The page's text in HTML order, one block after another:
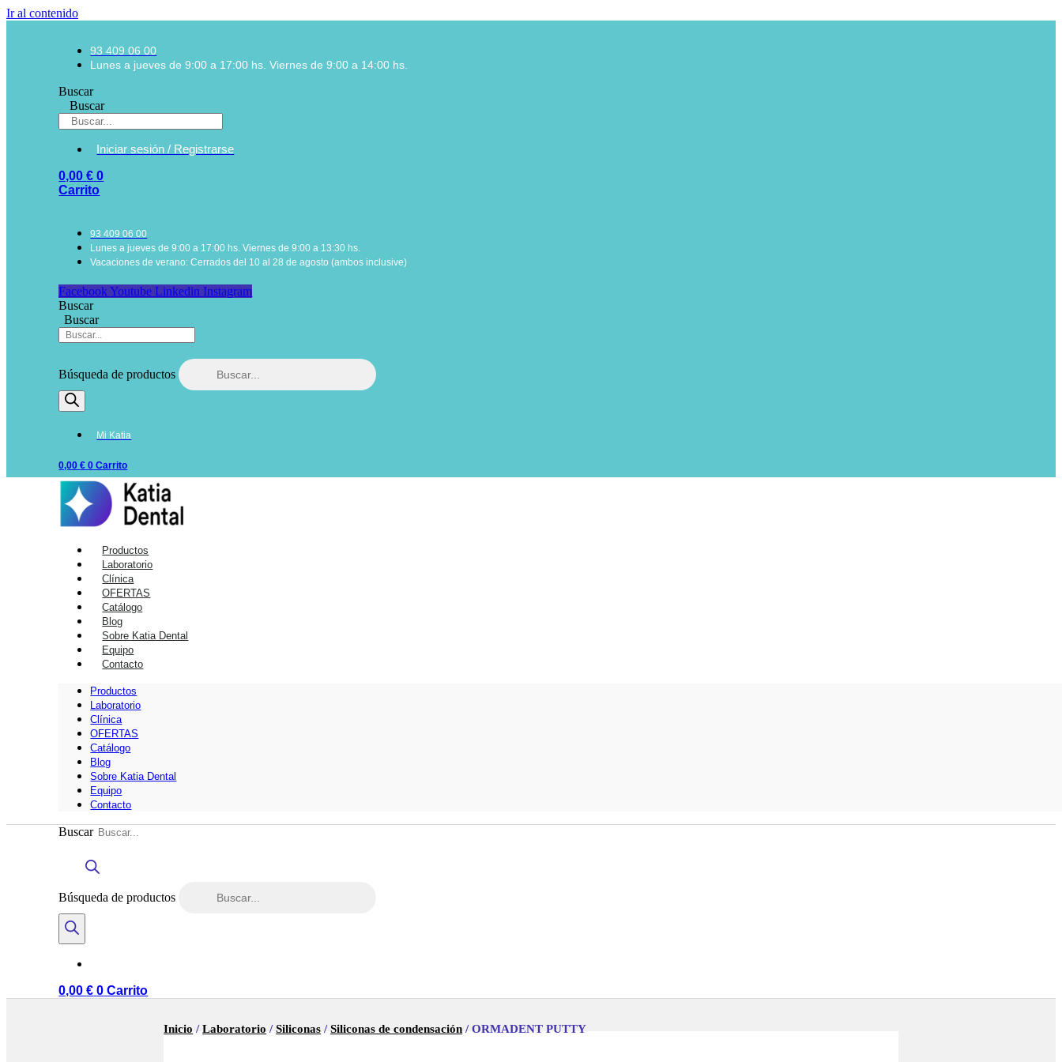
Ir al contenido
93 409 06 00
Lunes a jueves de 9:00 a 17:00 hs. Viernes de 9:00 a 14:00 hs.
Buscar
Buscar
Iniciar sesión / Registrarse
0,00€ 0
Carrito
93 409 06 00
Lunes a jueves de 9:00 a 17:00 hs. Viernes de 9:00 a 13:30 hs.
Vacaciones de verano: Cerrados del 10 al 28 de agosto (ambos inclusive)
Facebook Youtube Linkedin Instagram
Buscar
Buscar
Búsqueda de productos
Mi Katia
0,00€ 0 Carrito
Productos
Laboratorio
Clínica
OFERTAS
Catálogo
Blog
Sobre Katia Dental
Equipo
Contacto
Productos
Laboratorio
Clínica
OFERTAS
Catálogo
Blog
Sobre Katia Dental
Equipo
Contacto
Buscar
Búsqueda de productos
0,00€ 0 Carrito
Inicio /Laboratorio /Siliconas /Siliconas de condensación / ORMADENT PUTTY